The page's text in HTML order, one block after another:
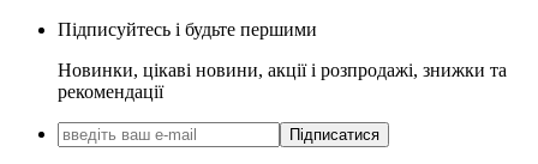
Підписуйтесь і будьте першими
Новинки, цікаві новини, акції і розпродажі, знижки та
рекомендації
Підписатися